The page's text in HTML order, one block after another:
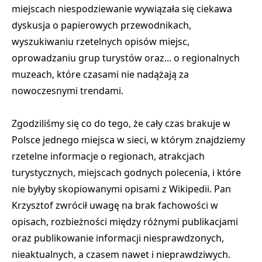
miejscach niespodziewanie wywiązała się ciekawa
dyskusja o papierowych przewodnikach,
wyszukiwaniu rzetelnych opisów miejsc,
oprowadzaniu grup turystów oraz... o regionalnych
muzeach, które czasami nie nadążają za
nowoczesnymi trendami.
Zgodziliśmy się co do tego, żecały czas brakuje w
Polsce jednego miejsca w sieci, w którym znajdziemy
rzetelne informacje o regionach, atrakcjach
turystycznych, miejscach godnych polecenia, i które
nie byłyby skopiowanymi opisami z Wikipedii. Pan
Krzysztof zwrócił uwagę na brak fachowości w
opisach, rozbieżności między różnymi publikacjami
oraz publikowanie informacji niesprawdzonych,
nieaktualnych, a czasem nawet i nieprawdziwych.